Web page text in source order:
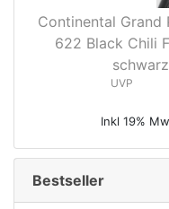
Continental Grand
622 Black Chili
schwarz
UVP
Inkl 19%
Bestseller